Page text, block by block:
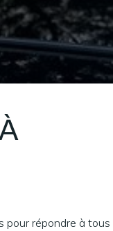
pour répondre à tous